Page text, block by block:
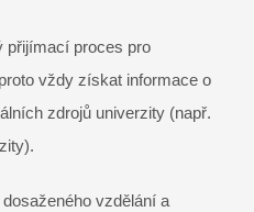
přijímací proces pro
vždy získat informace o
zdrojů univerzity (např.
vzdělání a